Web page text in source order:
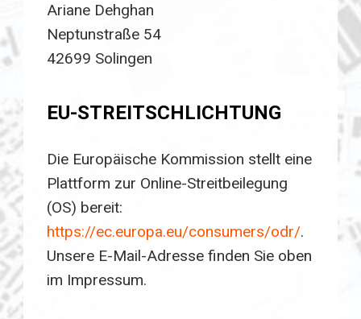
Ariane Dehghan
Neptunstraße 54
42699 Solingen
EU-STREITSCHLICHTUNG
Die Europäische Kommission stellt eine
Plattform zur Online-Streitbeilegung
(OS) bereit:
https://ec.europa.eu/consumers/odr/.
Unsere E-Mail-Adresse finden Sie oben
im Impressum.